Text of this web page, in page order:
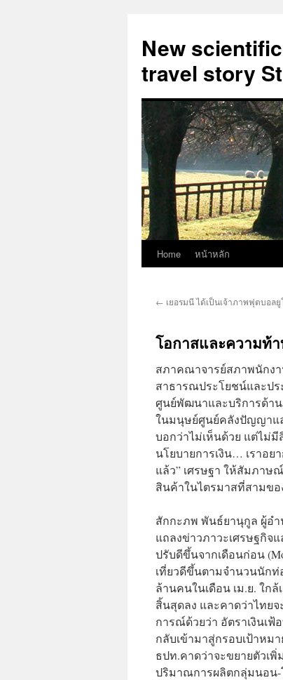
New
travel story
Skip
content
Home หน้าหลัก
← เยอรมนี ได้เป็นเจ้าภาพฟุตบอลยู
โอกาสและความท้า
สภาคณาจารย์สภาพนักง
สาธารณประโยชน์และป
ศูนย์พัฒนาและบริการด้า
ในมนุษย์ศูนย์คลังปัญญาแ
บอกว่าไม่เห็นด้วย แต่ไม่
นโยบายการเงิน… เราอย
แล้ว” เศรษฐา ให้สัมภาษ
สินค้าในไตรมาสที่สามขอ
สักกะภพ พันธ์ยานุกูล ผู้อำ
แถลงข่าวภาวะเศรษฐกิจแ
ปรับดีขึ้นจากเดือนก่อน
เที่ยวดีขึ้นตามจำนวนนักท่
ล้านคนในเดือน เม.ย. ใก
สิ้นสุดลง และคาดว่าไทย
การณ์ด้วยว่า อัตราเงินเฟ้
กลับเข้ามาสู่กรอบเป้าหม
ธปท.คาดว่าจะขยายตัวเ
ปริมาณการผลิตกลุ่มนอน-